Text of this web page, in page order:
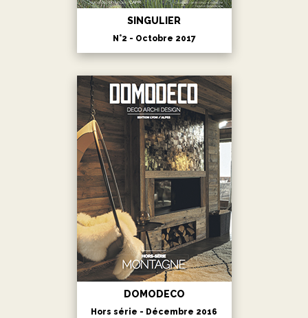
SINGULIER
N°2 - Octobre 2017
DOMODECO
Hors série - Décembre 2016